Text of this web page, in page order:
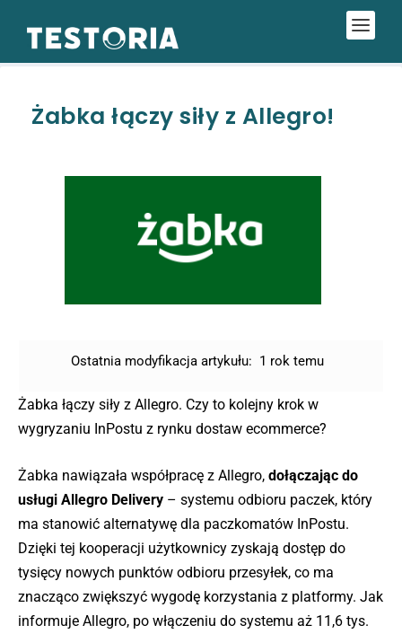
Żabka łączy siły z Allegro!
Ostatnia modyfikacja artykułu: 1 rok temu
Żabka łączy siły z Allegro. Czy to kolejny krok w
wygryzaniu InPostu z rynku dostaw ecommerce?
Żabka nawiązała współpracę z Allegro, dołączając do
usługi Allegro Delivery – systemu odbioru paczek, który
ma stanowić alternatywę dla paczkomatów InPostu.
Dzięki tej kooperacji użytkownicy zyskają dostęp do
tysięcy nowych punktów odbioru przesyłek, co ma
znacząco zwiększyć wygodę korzystania z platformy. Jak
informuje Allegro, po włączeniu do systemu aż 11,6 tys.